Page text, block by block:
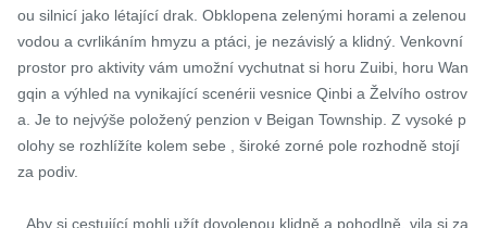
ou silnicí jako létající drak. Obklopena zelenými horami a zelenou
vodou a cvrlikáním hmyzu a ptáci, je nezávislý a klidný. Venkovní
prostor pro aktivity vám umožní vychutnat si horu Zuibi, horu Wan
gqin a výhled na vynikající scenérii vesnice Qinbi a Želvího ostrov
a. Je to nejvýše položený penzion v Beigan Township. Z vysoké p
olohy se rozhlížíte kolem sebe , široké zorné pole rozhodně stojí
za podiv.